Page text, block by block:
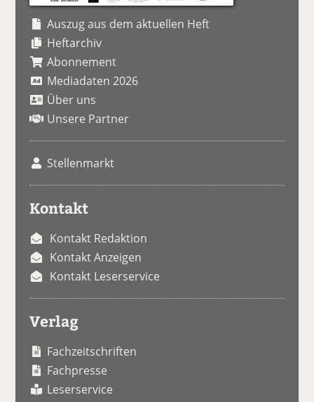
Auszug aus dem aktuellen Heft
Heftarchiv
Abonnement
Mediadaten 2026
Über uns
Unsere Partner
Stellenmarkt
Kontakt
Kontakt Redaktion
Kontakt Anzeigen
Kontakt Leserservice
Verlag
Fachzeitschriften
Fachpresse
Leserservice